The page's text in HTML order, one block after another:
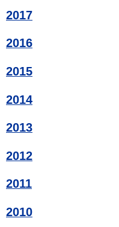
2017
2016
2015
2014
2013
2012
2011
2010